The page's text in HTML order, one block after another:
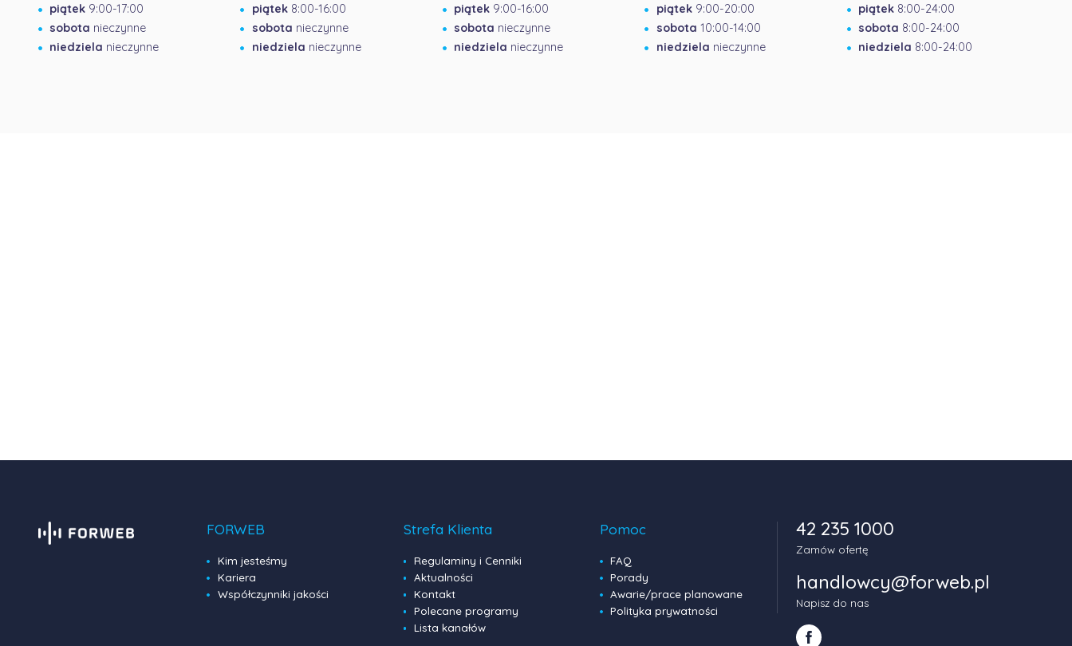
piątek 9:00-17:00
sobota nieczynne
niedziela nieczynne
piątek8:00-16:00
sobota nieczynne
niedziela nieczynne
piątek 9:00-16:00
sobota nieczynne
niedziela nieczynne
piątek9:00-20:00
sobota 10:00-14:00
niedziela nieczynne
piątek 8:00-24:00
sobota 8:00-24:00
niedziela 8:00-24:00
FORWEB
Kim jesteśmy
Kariera
Współczynniki jakości
Strefa Klienta
Regulaminy i Cenniki
Aktualności
Kontakt
Polecane programy
Lista kanałów
Pomoc
FAQ
Porady
Awarie/prace planowane
Polityka prywatności
42 235 1000
Zamów ofertę
handlowcy@forweb.pl
Napisz do nas